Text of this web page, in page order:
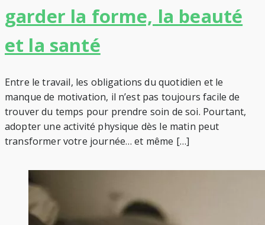
garder la forme, la beauté
et la santé
Entre le travail, les obligations du quotidien et le
manque de motivation, il n’est pas toujours facile de
trouver du temps pour prendre soin de soi. Pourtant,
adopter une activité physique dès le matin peut
transformer votre journée… et même […]